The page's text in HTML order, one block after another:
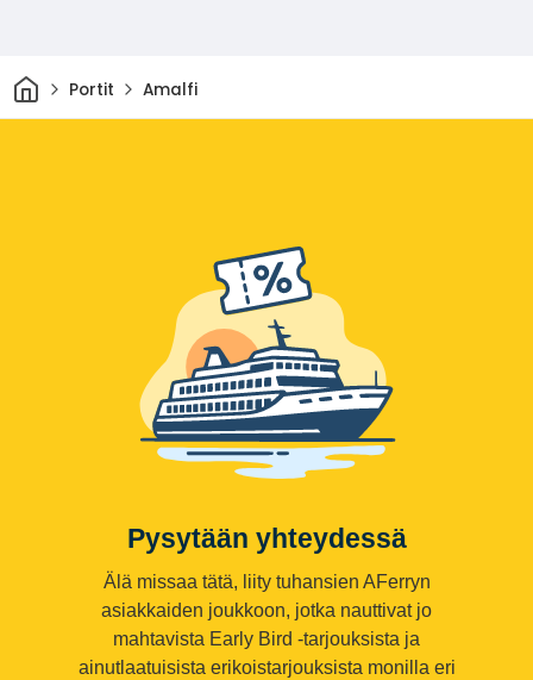
KotiinPortit Amalfi
Pysytään yhteydessä
Älä missaa tätä, liity tuhansien AFerryn
asiakkaiden joukkoon, jotka nauttivat jo
mahtavista Early Bird -tarjouksista ja
ainutlaatuisista erikoistarjouksista monilla eri